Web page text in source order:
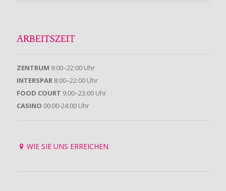
ARBEITSZEIT
ZENTRUM 9:00–22:00 Uhr
INTERSPAR 8:00–22:00 Uhr
FOOD COURT 9:00–23:00 Uhr
CASINO 00:00-24:00 Uhr
WIE SIE UNS ERREICHEN